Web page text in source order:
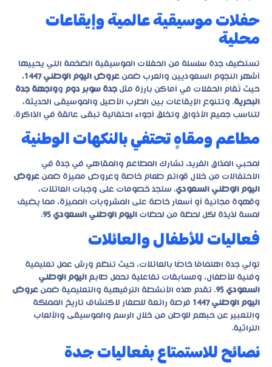
حفلات موسيقية عالمية وإيقاعات
محلية
تستضيف جدة سلسلة من الحفلات الموسيقية الضخمة التي يحييها
أشهر النجوم السعوديين والعرب ضمن عروض اليوم الوطني 1447
،
حيث تُقام الحفلات في أماكن بارزة مثل جدة سوبر دوم وواجهة جدة
البحرية. وتتنوع الإيقاعات بين الطرب الأصيل والموسيقى الحديثة،
لتناسب جميع الأذواق وتخلق أجواء احتفالية تبقى عالقة في الذاكرة.
مطاعم ومقاهٍ تحتفي بالنكهات الوطنية
لمحبي المذاق الفريد، تشارك المطاعم والمقاهي في جدة في
الاحتفالات من خلال قوائم طعام خاصة وعروض مميزة ضمن عروض
اليوم الوطني السعودي. ستجد خصومات على وجبات العائلات،
وقهوة مجانية أو أسعار خاصة على المشروبات المميزة، مما يضيف
لمسة لذيذة لكل لحظة من لحظات اليوم الوطني السعودي 95 .
فعاليات للأطفال والعائلات
تولي جدة اهتمامًا خاصًا بالعائلات، حيث تنظم ورش عمل تعليمية
وفنية للأطفال، ومسابقات تفاعلية تحمل طابع اليوم الوطني
السعودي 95
. تقدم هذه الأنشطة الترفيهية والتعليمية ضمن عروض
اليوم الوطني 1447
فرصة رائعة للصغار لاكتشاف تاريخ المملكة
والتعبير عن حبهم للوطن من خلال الرسم والموسيقى والألعاب
التراثية.
نصائح للاستمتاع بفعاليات جدة